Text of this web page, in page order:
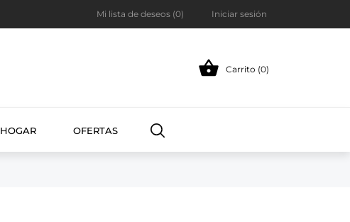
Mi lista de deseos (0) Iniciar sesión
 Carrito (0)
HOGAR OFERTAS